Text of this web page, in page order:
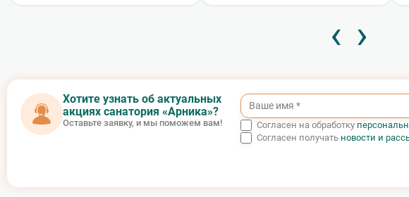
‹ ›
Хотите узнать об актуальных
акциях санатория «Арника»?
Оставьте заявку, и мы поможем вам! Согласен на обработку
Согласен получать новости и